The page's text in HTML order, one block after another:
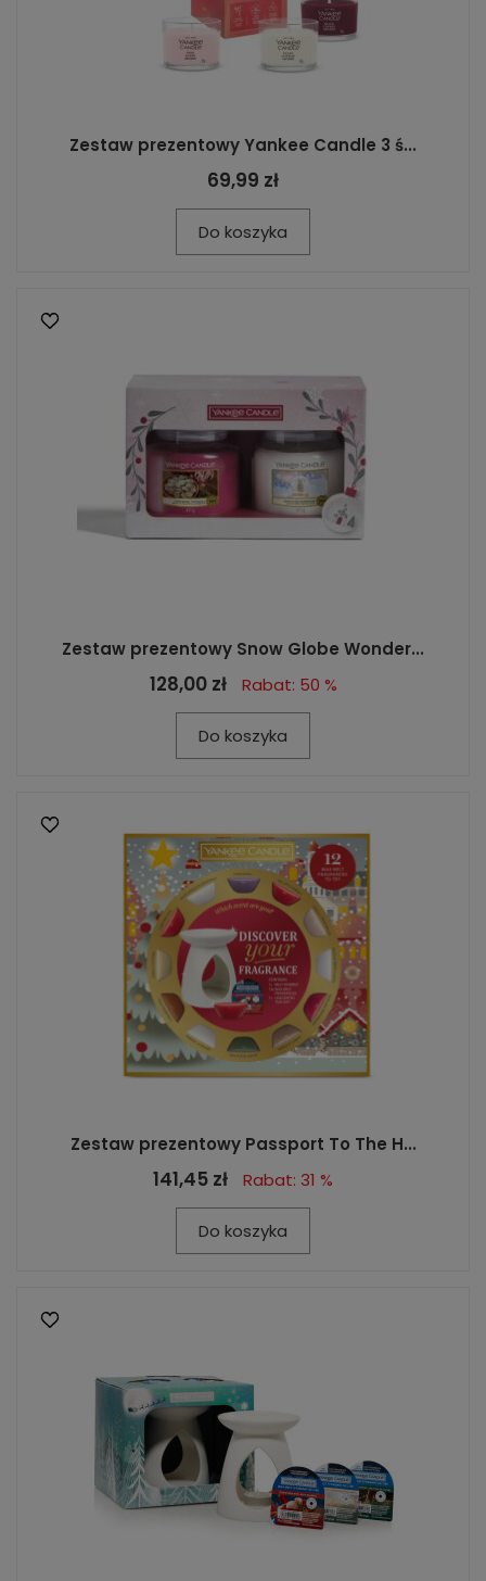
Zestaw prezentowy Yankee Candle 3 ś...
69,99 zł
Do koszyka
Zestaw prezentowy Snow Globe Wonder...
128,00 zł Rabat: 50 %
Do koszyka
Zestaw prezentowy Passport To The H...
141,45 zł Rabat: 31 %
Do koszyka